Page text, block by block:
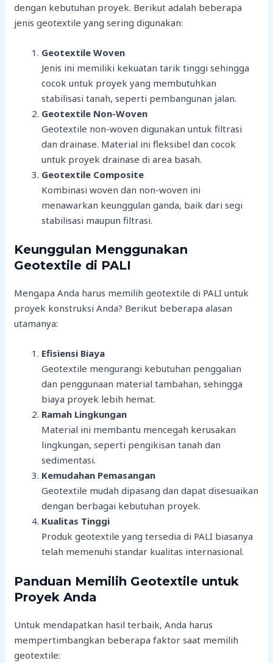
dengan kebutuhan proyek. Berikut adalah beberapa
jenis geotextile yang sering digunakan:
Geotextile Woven
Jenis ini memiliki kekuatan tarik tinggi sehingga
cocok untuk proyek yang membutuhkan
stabilisasi tanah, seperti pembangunan jalan.
Geotextile Non-Woven
Geotextile non-woven digunakan untuk filtrasi
dan drainase. Material ini fleksibel dan cocok
untuk proyek drainase di area basah.
Geotextile Composite
Kombinasi woven dan non-woven ini
menawarkan keunggulan ganda, baik dari segi
stabilisasi maupun filtrasi.
Keunggulan Menggunakan
Geotextile di PALI
Mengapa Anda harus memilih geotextile di PALI untuk
proyek konstruksi Anda? Berikut beberapa alasan
utamanya:
Efisiensi Biaya
Geotextile mengurangi kebutuhan penggalian
dan penggunaan material tambahan, sehingga
biaya proyek lebih hemat.
Ramah Lingkungan
Material ini membantu mencegah kerusakan
lingkungan, seperti pengikisan tanah dan
sedimentasi.
Kemudahan Pemasangan
Geotextile mudah dipasang dan dapat disesuaikan
dengan berbagai kebutuhan proyek.
Kualitas Tinggi
Produk geotextile yang tersedia di PALI biasanya
telah memenuhi standar kualitas internasional.
Panduan Memilih Geotextile untuk
Proyek Anda
Untuk mendapatkan hasil terbaik, Anda harus
mempertimbangkan beberapa faktor saat memilih
geotextile: